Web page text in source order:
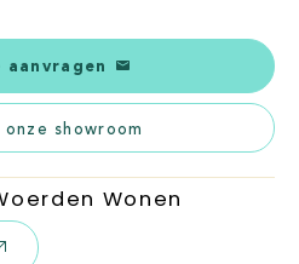
onze showroom
Wonen